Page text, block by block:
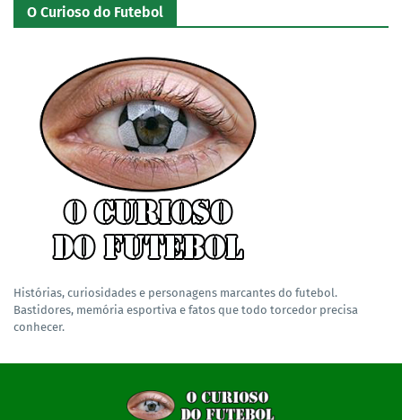
O Curioso do Futebol
Histórias, curiosidades e personagens marcantes do futebol.
Bastidores, memória esportiva e fatos que todo torcedor precisa
conhecer.